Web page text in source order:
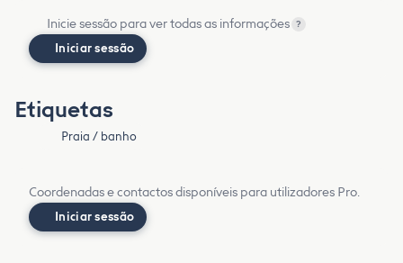
Inicie sessão para ver todas as informações ?
Iniciar sessão
Etiquetas
Praia / banho
Coordenadas e contactos disponíveis para utilizadores Pro.
Iniciar sessão